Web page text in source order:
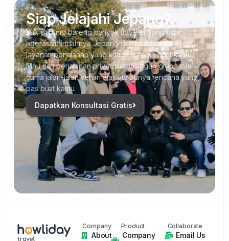
Siap Jelajahi Jepang?
Yuk gabung bareng banyak traveler yang udah
ngerasain indahnya Jepang dan budayanya lewat
layanan perjalanan yang kita sesuaikan buat kamu.
Mau cari perjalanan privat, petualangan grup, atau
cuma jalan-jalan sehari aja, kita punya rencana yang
pas buat kamu.
Dapatkan Konsultasi Gratis
Company
About
Product
Company
Collaborate
Email Us